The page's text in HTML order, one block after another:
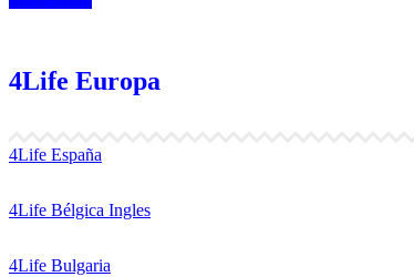
4Life Europa
4Life España
4Life Bélgica Ingles
4Life Bulgaria